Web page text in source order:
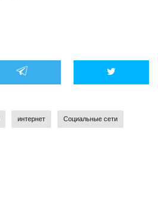
интернет Социальные сети